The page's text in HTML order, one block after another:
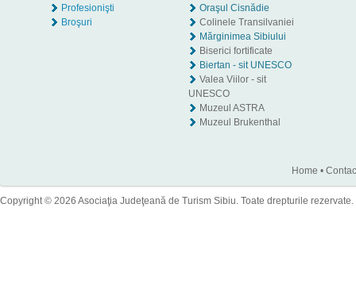
Profesionişti
Broşuri
Oraşul Cisnădie
Colinele Transilvaniei
Mărginimea Sibiului
Biserici fortificate
Biertan - sit UNESCO
Valea Viilor - sit
UNESCO
Muzeul ASTRA
Muzeul Brukenthal
Home •
Copyright © 2026 Asociaţia Judeţeană de Turism Sibiu. Toate drepturile rezervate.